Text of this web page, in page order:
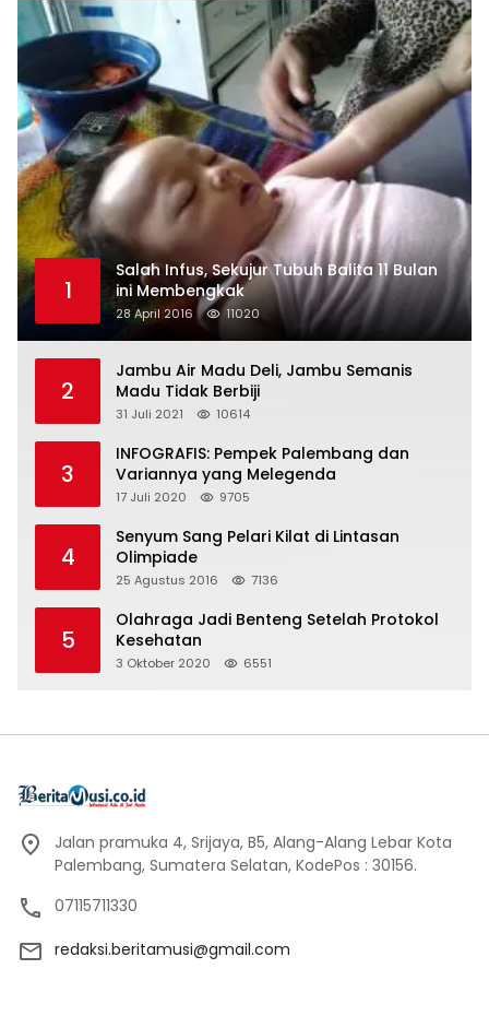
1
Salah Infus, Sekujur Tubuh Balita 11 Bulan
ini Membengkak
28 April 2016 11020
2
Jambu Air Madu Deli, Jambu Semanis
Madu Tidak Berbiji
31 Juli 2021 10614
3
INFOGRAFIS: Pempek Palembang dan
Variannya yang Melegenda
17 Juli 2020 9705
4
Senyum Sang Pelari Kilat di Lintasan
Olimpiade
25 Agustus 2016 7136
5
Olahraga Jadi Benteng Setelah Protokol
Kesehatan
3 Oktober 2020 6551
Jalan pramuka 4, Srijaya, B5, Alang-Alang Lebar Kota
Palembang, Sumatera Selatan, KodePos : 30156.
07115711330
redaksi.beritamusi@gmail.com